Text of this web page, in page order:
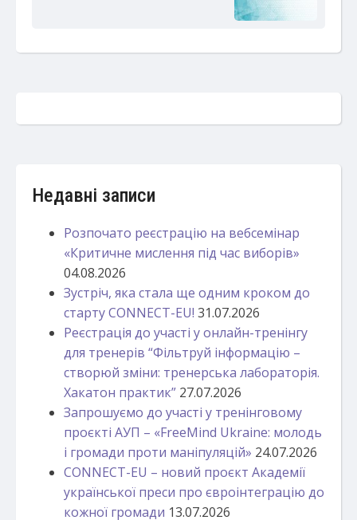
Недавні записи
Розпочато реєстрацію на вебсемінар
«Критичне мислення під час виборів»
04.08.2026
Зустріч, яка стала ще одним кроком до
старту CONNECT-EU! 31.07.2026
Реєстрація до участі у онлайн-тренінгу
для тренерів “Фільтруй інформацію –
створюй зміни: тренерська лабораторія.
Хакатон практик” 27.07.2026
Запрошуємо до участі у тренінговому
проєкті АУП – «FreeMind Ukraine: молодь
і громади проти маніпуляцій» 24.07.2026
CONNECT-EU – новий проєкт Академії
української преси про євроінтеграцію до
кожної громади 13.07.2026